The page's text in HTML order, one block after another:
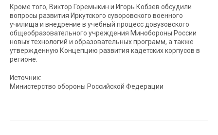
Кроме того, Виктор Горемыкин и Игорь Кобзев обсудили
вопросы развития Иркутского суворовского военного
училища и внедрение в учебный процесс довузовского
общеобразовательного учреждения Минобороны России
новых технологий и образовательных программ, а также
утвержденную Концепцию развития кадетских корпусов в
регионе.
Источник:
Министерство обороны Российской Федерации